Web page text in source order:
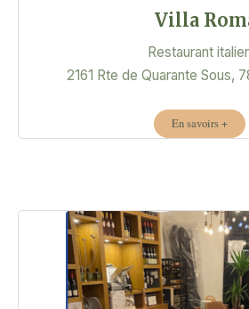
Villa
Restaurant
2161 Rte de Quarante Sous,
En savoirs +